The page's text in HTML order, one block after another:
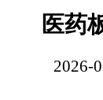
医药
2026-